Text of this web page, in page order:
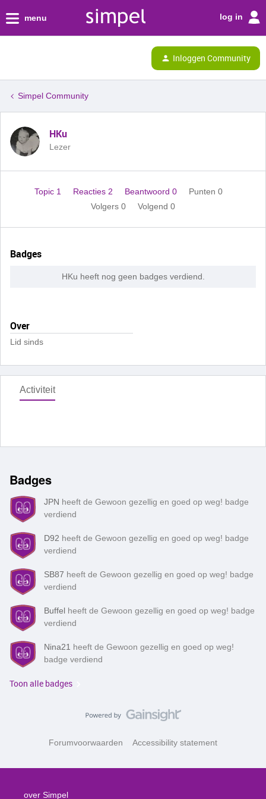
menu log in
Inloggen Community
Simpel Community
HKu
Lezer
Topic 1 Reacties 2 Beantwoord 0
Punten 0
Volgers 0 Volgend 0
Badges
HKu heeft nog geen badges verdiend.
Over
Lid sinds
Activiteit
Badges
JPN heeft de Gewoon gezellig en goed op weg! badge
verdiend
D92 heeft de Gewoon gezellig en goed op weg! badge
verdiend
SB87 heeft de Gewoon gezellig en goed op weg! badge
verdiend
Buffel heeft de Gewoon gezellig en goed op weg! badge
verdiend
Nina21 heeft de Gewoon gezellig en goed op weg!
badge verdiend
Toon alle badges
Forumvoorwaarden Accessibility statement
over Simpel